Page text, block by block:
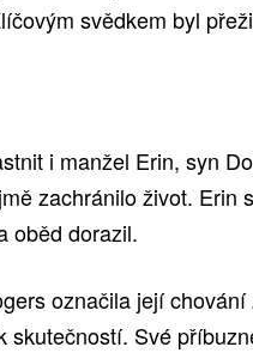
svědkem byl
i manžel Erin, syn
zachránilo život. Erin
oběd dorazil.
označila její chování
skutečností. Své